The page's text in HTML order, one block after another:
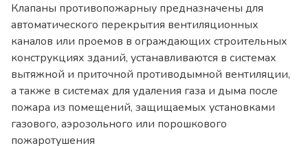
Клапаны противопожарныу предназначены для
автоматического перекрытия вентиляционных
каналов или проемов в ограждающих строительных
конструкциях зданий, устанавливаются в системах
вытяжной и приточной противодымной вентиляции,
а также в системах для удаления газа и дыма после
пожара из помещений, защищаемых установками
газового, аэрозольного или порошкового
пожаротушения